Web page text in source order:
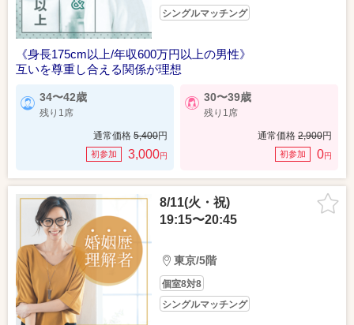
シングルマッチング
《身長175cm以上/年収600万円以上の男性》
互いを尊重し合える関係が理想
34〜42歳
残り1席
通常価格 5,400円
初参加 3,000円
30〜39歳
残り1席
通常価格 2,900円
初参加 0円
8/11(火・祝)
19:15〜20:45
東京/5階
個室8対8
シングルマッチング